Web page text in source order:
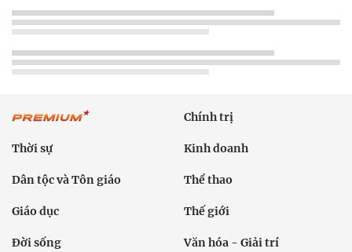
Chính trị
Thời sự Kinh doanh
Dân tộc và Tôn giáo Thể thao
Giáo dục Thế giới
Đời sống Văn hóa - Giải trí